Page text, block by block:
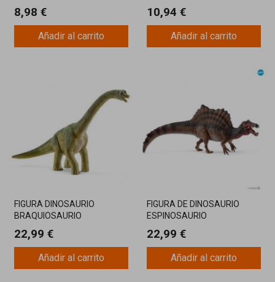
8,98 €
Añadir al carrito
10,94 €
Añadir al carrito
FIGURA DINOSAURIO
BRAQUIOSAURIO
22,99 €
Añadir al carrito
FIGURA DE DINOSAURIO
ESPINOSAURIO
22,99 €
Añadir al carrito